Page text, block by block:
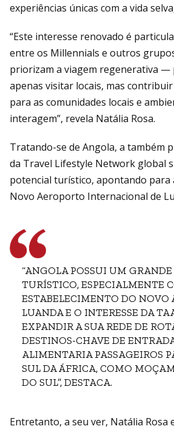
experiências únicas com a vida
“Este interesse renovado é
entre os Millennials e outros
priorizam a viagem regenerativa —
apenas visitar locais, mas
para as comunidades locais e
interagem”, revela Natália Rosa.
Tratando-se de Angola, a também
da Travel Lifestyle Network global
potencial turístico, apontando para
Novo Aeroporto Internacional de
“ANGOLA POSSUI UM
TURÍSTICO, ESPECIALMENTE
ESTABELECIMENTO DO NOVO
LUANDA E O INTERESSE DA
EXPANDIR A SUA REDE DE
DESTINOS-CHAVE DE
ALIMENTARIA PASSAGEIROS
SUL DA ÁFRICA, COMO
DO SUL”, DESTACA.
Entretanto, a seu ver, Natália Rosa